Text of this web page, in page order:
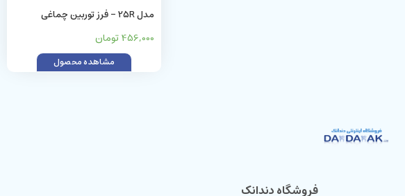
مدل 25R - فرز توربین چماغی
(کارباید)
456,000 تومان
مشاهده محصول
فروشگاه دندانک